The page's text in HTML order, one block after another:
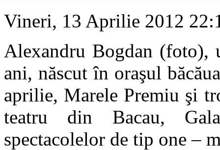
Vineri, 13 Aprilie 2012
Alexandru Bogdan (foto),
ani, născut în oraşul
aprilie, Marele Premiu şi
teatru din Bacau,
spectacolelor de tip one –